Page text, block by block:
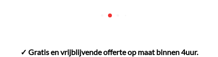
✓ Gratis en vrijblijvende offerte op maat binnen 4uur.